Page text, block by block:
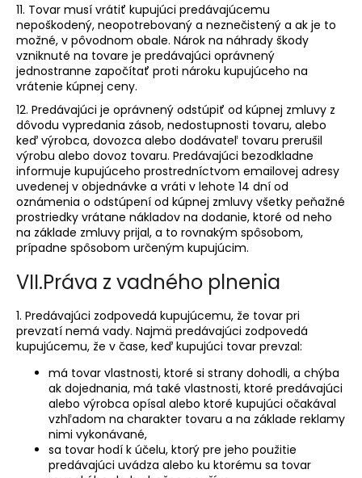
11. Tovar musí vrátiť kupujúci predávajúcemu
nepoškodený, neopotrebovaný a neznečistený a ak je to
možné, v pôvodnom obale. Nárok na náhrady škody
vzniknuté na tovare je predávajúci oprávnený
jednostranne započítať proti nároku kupujúceho na
vrátenie kúpnej ceny.
12. Predávajúci je oprávnený odstúpiť od kúpnej zmluvy z
dôvodu vypredania zásob, nedostupnosti tovaru, alebo
keď výrobca, dovozca alebo dodávateľ tovaru prerušil
výrobu alebo dovoz tovaru. Predávajúci bezodkladne
informuje kupujúceho prostredníctvom emailovej adresy
uvedenej v objednávke a vráti v lehote 14 dní od
oznámenia o odstúpení od kúpnej zmluvy všetky peňažné
prostriedky vrátane nákladov na dodanie, ktoré od neho
na základe zmluvy prijal, a to rovnakým spôsobom,
prípadne spôsobom určeným kupujúcim.
VII.Práva z vadného plnenia
1. Predávajúci zodpovedá kupujúcemu, že tovar pri
prevzatí nemá vady. Najmä predávajúci zodpovedá
kupujúcemu, že v čase, keď kupujúci tovar prevzal:
má tovar vlastnosti, ktoré si strany dohodli, a chýba
ak dojednania, má také vlastnosti, ktoré predávajúci
alebo výrobca opísal alebo ktoré kupujúci očakával
vzhľadom na charakter tovaru a na základe reklamy
nimi vykonávané,
sa tovar hodí k účelu, ktorý pre jeho použitie
predávajúci uvádza alebo ku ktorému sa tovar